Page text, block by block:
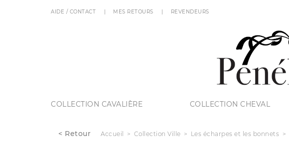
AIDE / CONTACT MES RETOURS REVENDEURS
COLLECTION CAVALIÈRE COLLECTION CHEVAL
< Retour Accueil Collection Ville Les écharpes et les bonnets